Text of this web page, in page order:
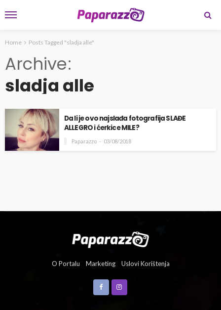
Home Posts Tagged "sladja alle"
Archive
sladja alle
Da li je ovo najslađa fotografija SLAĐE
ALLEGRO i ćerkice MILE?
Paparazzo 03/08/2018
O Portalu Marketing Uslovi Korištenja